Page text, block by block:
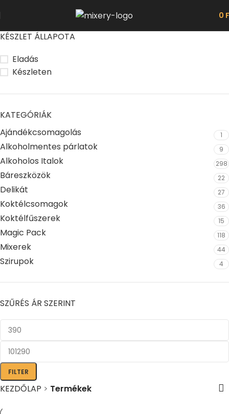
0
KÉSZLET ÁLLAPOTA
Eladás
Készleten
KATEGÓRIÁK
Ajándékcsomagolás
1
Alkoholmentes párlatok 9
Alkoholos Italok 298
Báreszközök 22
Delikát 27
Koktélcsomagok 36
Koktélfűszerek 15
Magic Pack 118
Mixerek 44
Szirupok 4
SZŰRÉS ÁR SZERINT
FILTER
KEZDŐLAP > Termékek